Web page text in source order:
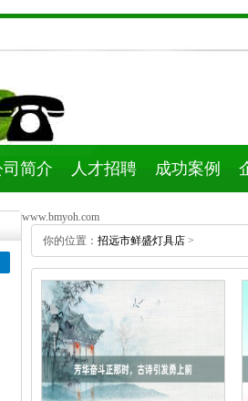
司简介 人才招聘 成功案例
www.bmyoh.com
你的位置： 招远市鲜盛灯具店 >